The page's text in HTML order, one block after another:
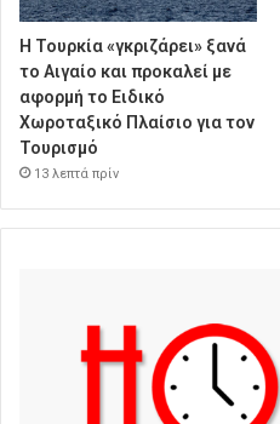
Η Τουρκία «γκριζάρει» ξανά
το Αιγαίο και προκαλεί με
αφορμή το Ειδικό
Χωροταξικό Πλαίσιο για τον
Τουρισμό
13 λεπτά πρίν